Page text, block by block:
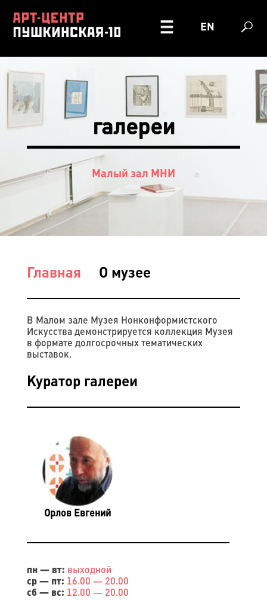
EN
галереи
Малый зал МНИ
Главная О музее
В Малом зале Музея Нонконформистского
Искусства демонстрируется коллекция Музея
в формате долгосрочных тематических
выставок.
Куратор галереи
Орлов Евгений​
пн — вт: выходной
ср — пт: 16.00 — 20.00
сб — вс: 12.00 — 20.00